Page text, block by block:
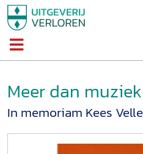
Meer dan
In memoriam Kees